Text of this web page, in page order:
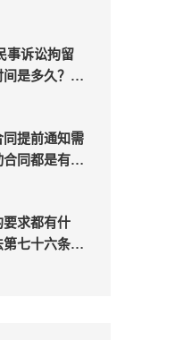
事诉讼拘留
是多久？民
提前通知需
同都是有期
求都有什
第七十六条规